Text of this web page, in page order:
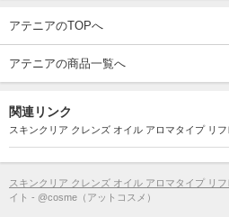
アテニアのTOPへ
アテニアの商品一覧へ
関連リンク
スキンクリア クレンズ オイル アロマタイプ リ
スキンクリア クレンズ オイル アロマタイプ リ
イト - @cosme（アットコスメ）